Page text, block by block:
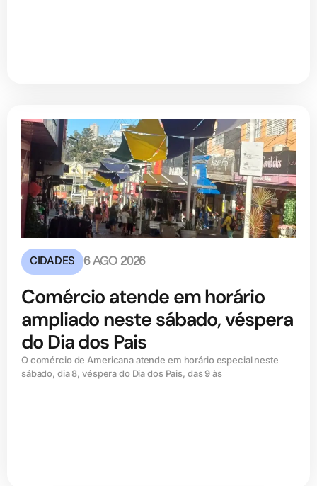
CIDADES 6 AGO 2026
Comércio atende em horário
ampliado neste sábado, véspera
do Dia dos Pais
O comércio de Americana atende em horário especial neste
sábado, dia 8, véspera do Dia dos Pais, das 9 às